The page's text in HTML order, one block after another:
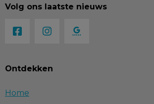
Ontdekken
Home
Volg ons laatste nieuws